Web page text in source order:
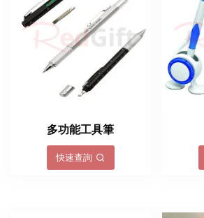
多功能工具筆
快速查詢